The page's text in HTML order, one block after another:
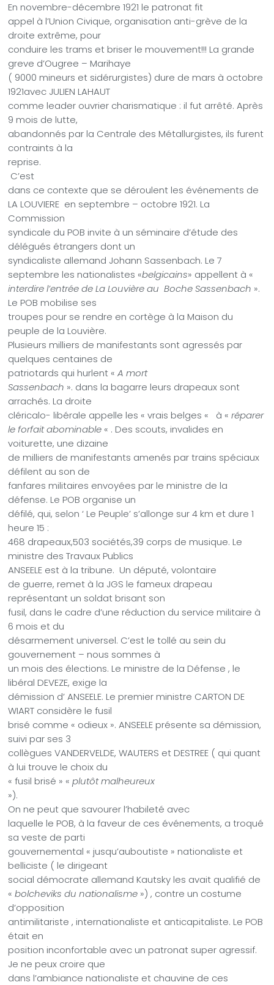
En novembre-décembre 1921 le patronat fit
appel à l’Union Civique, organisation anti-grève de la
droite extrême, pour
conduire les trams et briser le mouvement!!! La grande
greve d’Ougree – Marihaye
( 9000 mineurs et sidérurgistes) dure de mars à octobre
1921avec JULIEN LAHAUT
comme leader ouvrier charismatique : il fut arrêté. Après
9 mois de lutte,
abandonnés par la Centrale des Métallurgistes, ils furent
contraints à la
reprise.
C’est
dans ce contexte que se déroulent les événements de
LA LOUVIERE en septembre – octobre 1921. La
Commission
syndicale du POB invite à un séminaire d’étude des
délégués étrangers dont un
syndicaliste allemand Johann Sassenbach. Le 7
septembre les nationalistes «belgicains» appellent à «
interdire l’entrée de La Louvière au Boche Sassenbach ».
Le POB mobilise ses
troupes pour se rendre en cortège à la Maison du
peuple de la Louvière.
Plusieurs milliers de manifestants sont agressés par
quelques centaines de
patriotards qui hurlent «A mort
Sassenbach ». dans la bagarre leurs drapeaux sont
arrachés. La droite
cléricalo- libérale appelle les « vrais belges «
à «réparer
le forfait abominable« . Des scouts, invalides en
voiturette, une dizaine
de milliers de manifestants amenés par trains spéciaux
défilent au son de
fanfares militaires envoyées par le ministre de la
défense. Le POB organise un
défilé, qui, selon ‘ Le Peuple’ s’allonge sur 4 km et dure 1
heure 15 :
468 drapeaux,503 sociétés,39 corps de musique. Le
ministre des Travaux Publics
ANSEELE est à la tribune. Un député, volontaire
de guerre, remet à la JGS le fameux drapeau
représentant un soldat brisant son
fusil, dans le cadre d’une réduction du service militaire à
6 mois et du
désarmement universel. C’est le tollé au sein du
gouvernement – nous sommes à
un mois des élections. Le ministre de la Défense , le
libéral DEVEZE, exige la
démission d’ ANSEELE. Le premier ministre CARTON DE
WIART considère le fusil
brisé comme « odieux ». ANSEELE présente sa démission,
suivi par ses 3
collègues VANDERVELDE, WAUTERS et DESTREE ( qui quant
à lui trouve le choix du
« fusil brisé » «plutôt malheureux
»).
On ne peut que savourer l’habileté avec
laquelle le POB, à la faveur de ces événements, a troqué
sa veste de parti
gouvernemental « jusqu’auboutiste » nationaliste et
belliciste ( le dirigeant
social démocrate allemand Kautsky les avait qualifié de
«bolcheviks du nationalisme ») , contre un costume
d’opposition
antimilitariste , internationaliste et anticapitaliste. Le POB
était en
position inconfortable avec un patronat super agressif.
Je ne peux croire que
dans l’ambiance nationaliste et chauvine de ces